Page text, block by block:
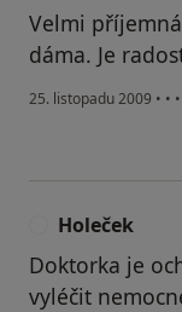
Velmi
dáma. Je
25. listopadu 2009 • • •
Holeček
Doktorka je
vyléčit